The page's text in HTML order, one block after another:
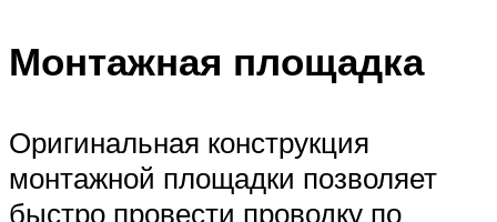
Монтажная площадка
Оригинальная конструкция
монтажной площадки позволяет
быстро провести проводку по